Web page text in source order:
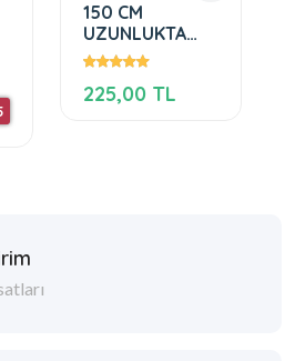
150 CM
UZUNLUKTA
KESİLMİŞ
225,00 TL